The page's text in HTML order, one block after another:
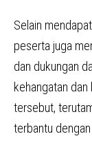
Selain
peserta juga
dan dukungan
kehangatan
tersebut,
terbantu